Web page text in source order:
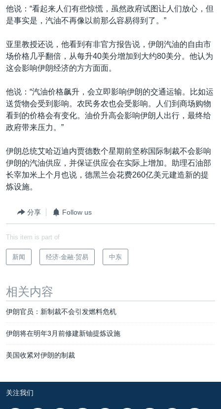
他说：“看起来人们有些惊慌，虽然政府试图让人们放心，但
是事实是，汽油不再像以前那么容易得到了。”
亚里教授还说，他看到有非官方报告说，伊朗汽油的自由市
场价格几乎翻倍，从每升40美分增加到大约80美分。他认为
这会影响伊朗经济的方方面面。
他说：“汽油价格飙升，会立即影响伊朗的交通运输。比如运
送货物会受到影响。农民务农也会受影响。人们到商场购物
看到的价格会有变化。油价升高会影响伊朗人出行，最终给
政府带来压力。”
伊朗总统艾哈迈迪内贾德数个星期前坚称国际制裁不会影响
伊朗的汽油供应，并保证供应会在实际上增加。助理石油部
长宰加米上个月也说，德黑兰会花费260亿美元建造新的提
炼设施。
分享 Follow us
This item is part of
新闻 经济·金融·贸易 中东
相关内容
伊朗官员：新制裁不会引发燃料危机
伊朗将在明年3月前修建新铀提炼设施
美国收紧对伊朗的制裁
关注我们